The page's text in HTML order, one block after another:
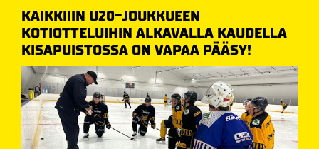
KAIKKIIIN U20-JOUKKUEEN
KOTIOTTELUIHIN ALKAVALLA KAUDELLA
KISAPUISTOSSA ON VAPAA PÄÄSY!